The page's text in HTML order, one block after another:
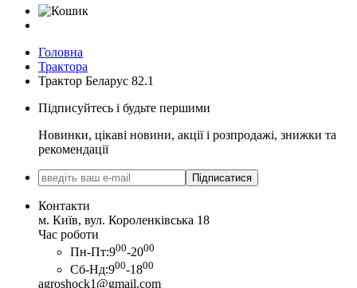
Головна
Трактора
Трактор Беларус 82.1
Підписуйтесь і будьте першими
Новинки, цікаві новини, акції і розпродажі, знижки та
рекомендації
Підписатися
Контакти
м. Київ, вул. Короленківська 18
Час роботи
Пн-Пт:900-2000
Сб-Нд:900-1800
agroshock1@gmail.com